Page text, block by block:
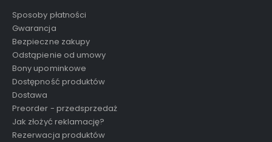
Sposoby płatności
Gwarancja
Bezpieczne zakupy
Odstąpienie od umowy
Bony upominkowe
Dostępność produktów
Dostawa
Preorder - przedsprzedaż
Jak złożyć reklamację?
Rezerwacja produktów